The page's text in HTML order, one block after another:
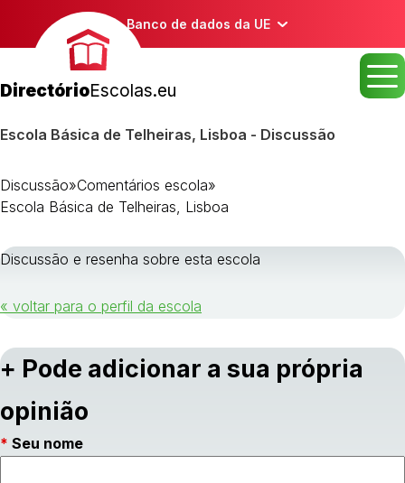
Banco de dados da UE
DirectórioEscolas.eu
Escola Básica de Telheiras, Lisboa - Discussão
Discussão»Comentários escola»
Escola Básica de Telheiras, Lisboa
Discussão e resenha sobre esta escola
« voltar para o perfil da escola
+ Pode adicionar a sua própria
opinião
Seu nome